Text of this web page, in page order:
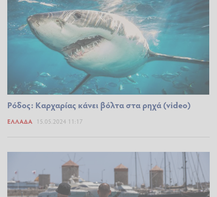
Ρόδος: Καρχαρίας κάνει βόλτα στα ρηχά (video)
ΕΛΛΆΔΑ 15.05.2024 11:17